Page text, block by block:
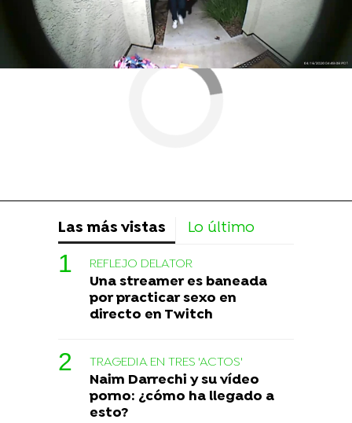
Las más vistas Lo último
REFLEJO DELATOR
Una streamer es baneada
por practicar sexo en
directo en Twitch
TRAGEDIA EN TRES 'ACTOS'
Naim Darrechi y su vídeo
porno: ¿cómo ha llegado a
esto?